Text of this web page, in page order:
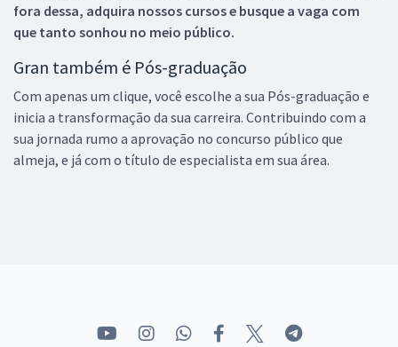
fora dessa, adquira nossos cursos e busque a vaga com
que tanto sonhou no meio público.
Gran também é Pós-graduação
Com apenas um clique, você escolhe a sua Pós-graduação e
inicia a transformação da sua carreira. Contribuindo com a
sua jornada rumo a aprovação no concurso público que
almeja, e já com o título de especialista em sua área.